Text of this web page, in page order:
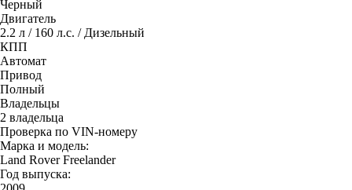
Черный
Двигатель
2.2 л / 160 л.с. / Дизельный
КПП
Автомат
Привод
Полный
Владельцы
2 владельца
Проверка по VIN-номеру
Марка и модель:
Land Rover Freelander
Год выпуска: